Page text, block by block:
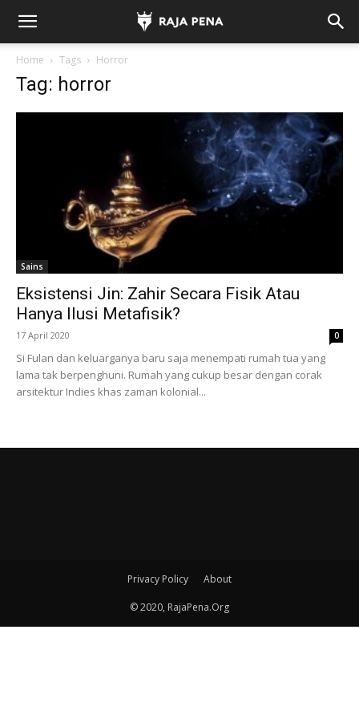
Home Tags Horror
Tag: horror
Sains
Eksistensi Jin: Zahir Secara Fisik Atau
Hanya Ilusi Metafisik?
17 April 2020 0
Si Fulan dan keluarganya baru saja menempati rumah tua yang
lama tak berpenghuni. Rumah yang cukup besar dengan corak
arsitektur Indies khas zaman kolonial...
Privacy Policy About
© 2020, RajaPena.Org